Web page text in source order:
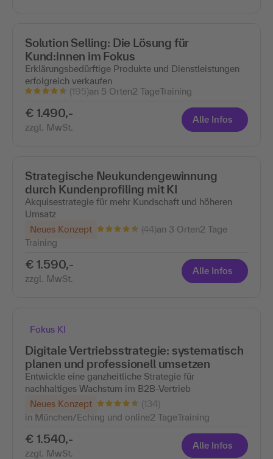
Solution Selling: Die Lösung für
Kund:innen im Fokus
Erklärungsbedürftige Produkte und Dienstleistungen
erfolgreich verkaufen
(195)an 5 Orten2 TageTraining
€ 1.490,-
zzgl. MwSt.
Alle Infos
Strategische Neukundengewinnung
durch Kundenprofiling mit KI
Akquisestrategie für mehr Kundschaft und höheren
Umsatz
Neues Konzept
(44)an 3 Orten2 Tage
Training
€ 1.590,-
zzgl. MwSt.
Alle Infos
Fokus KI
Digitale Vertriebsstrategie: systematisch
planen und professionell umsetzen
Entwickle eine ganzheitliche Strategie für
nachhaltiges Wachstum im B2B-Vertrieb
Neues Konzept
(134)
in München/Eching und online2 TageTraining
€ 1.540,-
zzgl. MwSt.
Alle Infos